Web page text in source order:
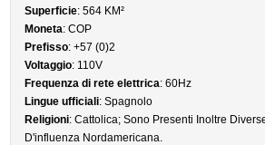
Superficie: 564 KM²
Moneta: COP
Prefisso: +57 (0)2
Voltaggio: 110V
Frequenza di rete elettrica: 60Hz
Lingue ufficiali: Spagnolo
Religioni: Cattolica; Sono Presenti Inoltre
D'influenza Nordamericana.